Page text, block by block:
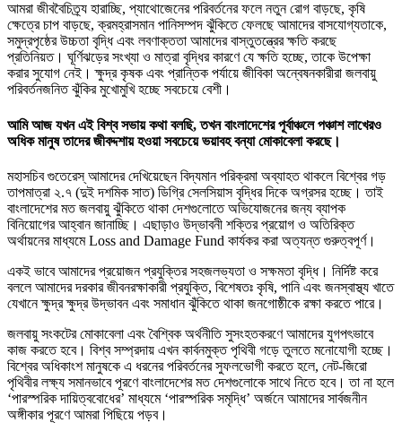
আমরা জীববৈচিত্র্য হারাচ্ছি, প্যাথোজেনের পরিবর্তনের ফলে নতুন রোগ বাড়ছে, কৃষি
ক্ষেত্রে চাপ বাড়ছে, ক্রমহ্রাসমান পানিসম্পদ ঝুঁকিতে ফেলছে আমাদের বাসযোগ্যতাকে,
সমুদ্রপৃষ্ঠের উচ্চতা বৃদ্ধি এবং লবণাক্ততা আমাদের বাস্তুতন্ত্রের ক্ষতি করছে
প্রতিনিয়ত। ঘূর্ণিঝড়ের সংখ্যা ও মাত্রা বৃদ্ধির কারণে যে ক্ষতি হচ্ছে, তাকে উপেক্ষা
করার সুযোগ নেই। ক্ষুদ্র কৃষক এবং প্রান্তিক পর্যায়ে জীবিকা অন্বেষনকারীরা জলবায়ু
পরিবর্তনজনিত ঝুঁকির মুখোমুখি হচ্ছে সবচেয়ে বেশী।
আমি আজ যখন এই বিশ্ব সভায় কথা বলছি, তখন বাংলাদেশের পূর্বাঞ্চলে পঞ্চাশ লাখেরও
অধিক মানুষ তাদের জীবদ্দশায় হওয়া সবচেয়ে ভয়াবহ বন্যা মোকাবেলা করছে।
মহাসচিব গুতেরেস্ আমাদের দেখিয়েছেন বিদ্যমান পরিক্রমা অব্যাহত থাকলে বিশ্বের গড়
তাপমাত্রা ২.৭ (দুই দশমিক সাত) ডিগ্রি সেলসিয়াস বৃদ্ধির দিকে অগ্রসর হচ্ছে। তাই
বাংলাদেশের মত জলবায়ু ঝুঁকিতে থাকা দেশগুলোতে অভিযোজনের জন্য ব্যাপক
বিনিয়োগের আহ্বান জানাচ্ছি। এছাড়াও উদ্ভাবনী শক্তির প্রয়োগ ও অতিরিক্ত
অর্থায়নের মাধ্যমে Loss and Damage Fund কার্যকর করা অত্যন্ত গুরুত্বপূর্ণ।
একই ভাবে আমাদের প্রয়োজন প্রযুক্তির সহজলভ্যতা ও সক্ষমতা বৃদ্ধি। নির্দিষ্ট করে
বললে আমাদের দরকার জীবনরক্ষাকারী প্রযুক্তি, বিশেষতঃ কৃষি, পানি এবং জনস্বাস্থ্য খাতে
যেখানে ক্ষুদ্র ক্ষুদ্র উদ্ভাবন এবং সমাধান ঝুঁকিতে থাকা জনগোষ্ঠীকে রক্ষা করতে পারে।
জলবায়ু সংকটের মোকাবেলা এবং বৈশ্বিক অর্থনীতি সুসংহতকরণে আমাদের যুগপৎভাবে
কাজ করতে হবে। বিশ্ব সম্প্রদায় এখন কার্বনমুক্ত পৃথিবী গড়ে তুলতে মনোযোগী হচ্ছে।
বিশ্বের অধিকাংশ মানুষকে এ ধরনের পরিবর্তনের সুফলভোগী করতে হলে, নেট-জিরো
পৃথিবীর লক্ষ্য সমানভাবে পূরণে বাংলাদেশের মত দেশগুলোকে সাথে নিতে হবে। তা না হলে
‘পারস্পরিক দায়িত্ববোধের’ মাধ্যমে ‘পারস্পরিক সমৃদ্ধি’ অর্জনে আমাদের সার্বজনীন
অঙ্গীকার পূরণে আমরা পিছিয়ে পড়ব।